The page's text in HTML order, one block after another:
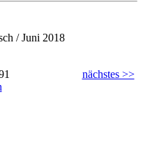
/ Juni 2018
nächstes >>